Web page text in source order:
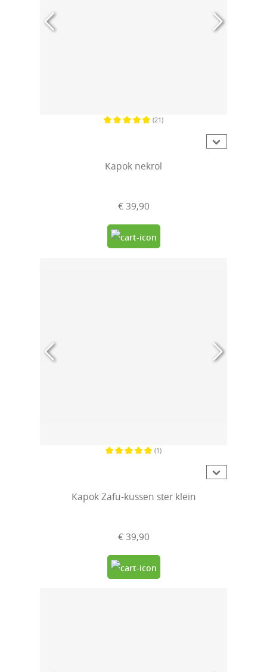
(21)
Kapok nekrol
€ 39,90
(1)
Kapok Zafu-kussen ster klein
€ 39,90